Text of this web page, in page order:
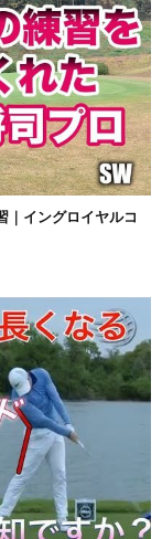
｜イングロイヤルコ